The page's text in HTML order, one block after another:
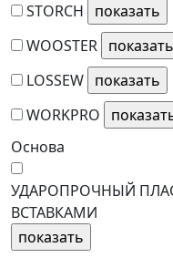
STORCH
WOOSTER
LOSSEW
WORKPRO
Основа
УДАРОПРОЧНЫЙ
ВСТАВКАМИ